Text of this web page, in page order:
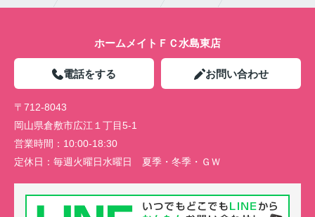
ホームメイトＦＣ水島東店
電話をする お問い合わせ
〒712-8043
岡山県倉敷市広江１丁目5-1
営業時間： 10:00-18:30
定休日： 毎週火曜日水曜日 夏季・冬季・ＧＷ